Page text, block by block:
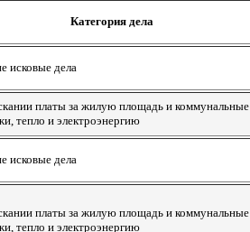
Категория дела
исковые дела
платы за жилую площадь и коммунальные
тепло и электроэнергию
исковые дела
платы за жилую площадь и коммунальные
тепло и электроэнергию